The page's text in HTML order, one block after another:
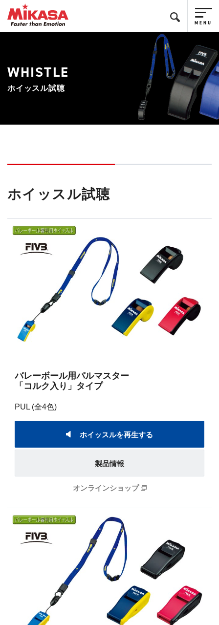
WHISTLE
ホイッスル試聴
ホイッスル試聴
バレーボール用パルマスター
「コルク入り」タイプ
PUL (全4色)
ホイッスルを再生する
製品情報
オンラインショップ